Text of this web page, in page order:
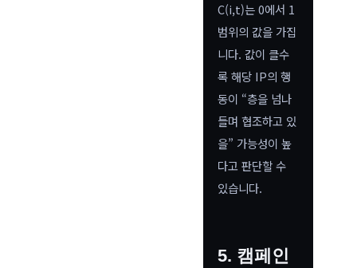
C(i,t)는 0에서 1
범위의 값을 가집
니다. 값이 클수
록 해당 IP의 행
동이 “층을 넘나
들며 협조하고 있
을” 가능성이 높
다고 판단할 수
있습니다.
5. 캠페인